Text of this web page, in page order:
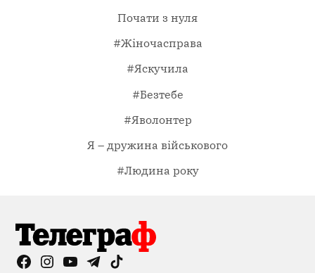
Почати з нуля
#Жіночасправа
#Яскучила
#Безтебе
#Яволонтер
Я – дружина військового
#Людина року
FacebookInstagram
YouTubeTelegramTikTok